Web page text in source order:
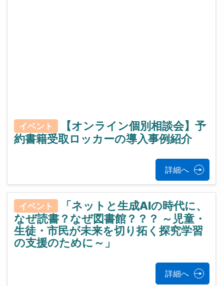
イベント
【オンライン個別相談会】予
約書籍受取ロッカーの導入事例紹介
詳細へ
イベント
「ネットと生成AIの時代に、
なぜ読書？なぜ図書館？？？ ～児童・
生徒・市民が未来を切り拓く探究学習
の支援のために～」
詳細へ